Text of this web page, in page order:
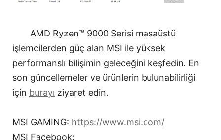
AMD Ryzen™ 9000 Serisi masaüstü
işlemcilerden güç alan MSI ile yüksek
performanslı bilişimin geleceğini keşfedin. En
son güncellemeler ve ürünlerin bulunabilirliği
için burayı ziyaret edin.
MSI GAMING: https://www.msi.com/
MSI Facebook: